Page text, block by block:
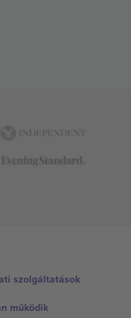
szolgáltatások
működik